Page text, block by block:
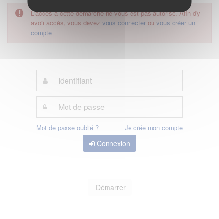
L'accès à cette démarche ne vous est pas autorisé. Afin d'y
avoir accès, vous devez vous connecter ou vous créer un
compte
Mot de passe oublié ? Je crée mon compte
Connexion
Démarrer